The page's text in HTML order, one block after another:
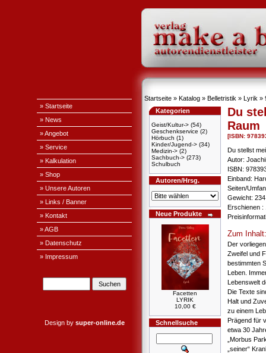
» Startseite
» News
» Angebot
» Service
» Kalkulation
» Shop
» Unsere Autoren
» Links / Banner
» Kontakt
» AGB
» Datenschutz
» Impressum
Design by super-online.de
Startseite » Katalog » Belletristik » Lyrik »
Kategorien
Geist/Kultur-> (54)
Geschenkservice (2)
Hörbuch (1)
Kinder/Jugend-> (34)
Medizin-> (2)
Sachbuch-> (273)
Schulbuch
Autoren/Hrsg.
Neue Produkte
Facetten
LYRIK
10,00 €
Schnellsuche
Du
Raum
[ISBN:
Du stellst
Autor:
ISBN:
Einband:
Seiten/
Gewicht:
Erschienen :
Zum Inhalt:
Der
Zweifel und
bestimmten
Leben.
Lebenswelt
Die Texte
Halt und
zu einem
Prägend für
etwa 30
„Morbus
„seiner“